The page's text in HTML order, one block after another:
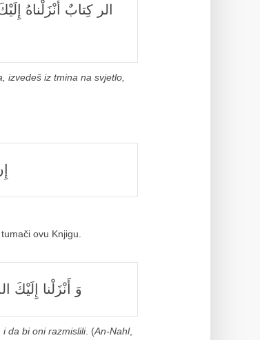
الر كِتابٌ أَنْزَلْناهُ
izvedeš iz tmina na svjetlo,
ovu Knjigu.
وَ أَنْزَلْنا إِلَيْكَ
i da bi oni razmislili. (An-Nahl,